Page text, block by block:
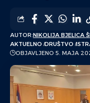
AUTOR:NIKOLIJA BJELICA
AKTUELNO DRUŠTVO
OBJAVLJENO 5. MAJA